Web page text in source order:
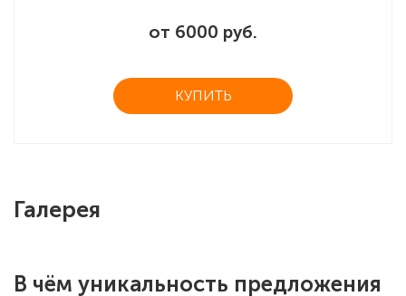
от 6000 руб.
КУПИТЬ
Галерея
В чём уникальность предложения